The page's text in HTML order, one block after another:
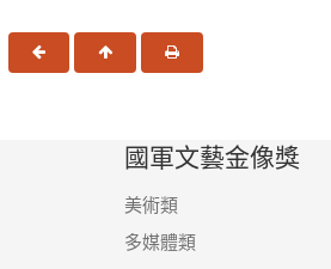
上一頁 回頂端 友善列印
國軍文藝金像獎
美術類
多媒體類